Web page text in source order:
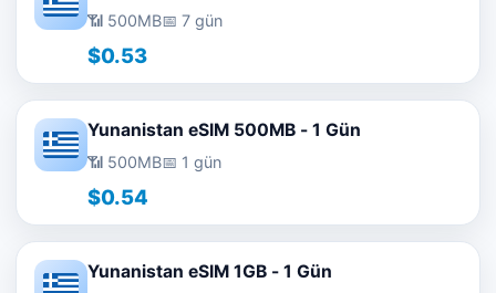
📶 500MB📅 7 gün
$0.53
Yunanistan eSIM 500MB - 1 Gün
📶 500MB📅 1 gün
$0.54
Yunanistan eSIM 1GB - 1 Gün